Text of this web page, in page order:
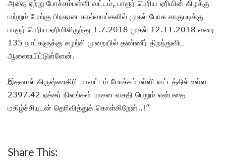
அதை ஏற்று போச்சம்பள்ளி வட்டம், பாரூர் பெரிய ஏரியின் கிழக்கு
மற்றும் மேற்கு பிரதான கால்வாய்களில் முதல் போக சாகுபடிக்கு
பாரூர் பெரிய ஏரியிலிருந்து 1.7.2018 முதல் 12.11.2018 வரை
135 நாட்களுக்கு சுழற்சி முறையில் தண்ணீர் திறந்துவிட
ஆணையிட்டுள்ளேன்.
இதனால் கிருஷ்ணகிரி மாவட்டம் போச்சம்பள்ளி வட்டத்தில் உள்ள
2397.42 ஏக்கர் நிலங்கள் பாசன வசதி பெறும் என்பதை
மகிழ்ச்சியுடன் தெரிவித்துக் கொள்கிறேன்..!”
Share This: